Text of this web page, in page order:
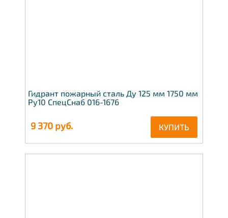
Гидрант пожарный сталь Ду 125 мм 1750 мм
Ру10 СпецСнаб 016-1676
9 370 руб. КУПИТЬ